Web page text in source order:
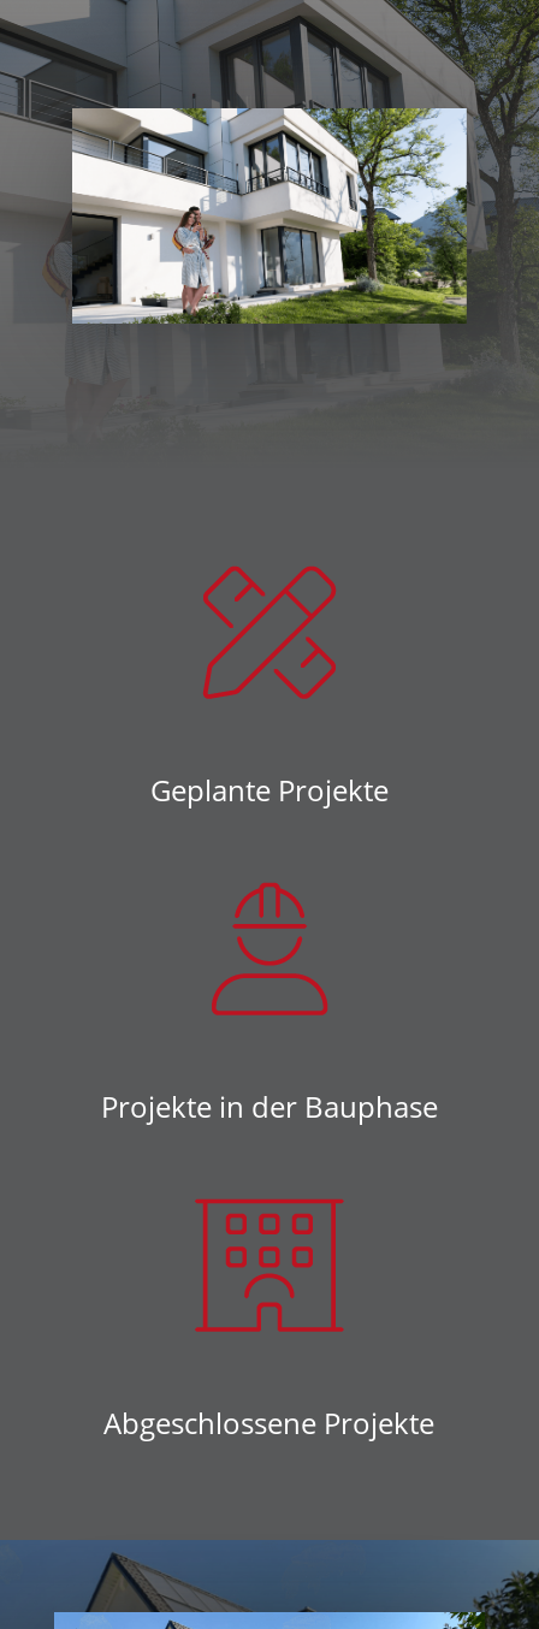
Geplante Projekte
Projekte in der Bauphase
Abgeschlossene Projekte